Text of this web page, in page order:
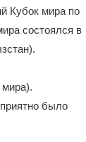
Кубок мира по
состоялся в
мира).
было